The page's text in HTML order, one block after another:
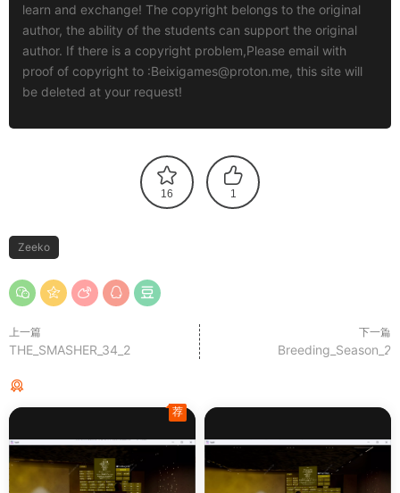
learn and exchange! The copyright belongs to the original
author, the ability of the students can support the original
author. If there is a copyright problem,Please email with
proof of copyright to :Beixigames@proton.me, this site will
be deleted at your request!
16 1
Zeeko
上一篇
THE_SMASHER_34_2
下一篇
Breeding_Season_2
荐